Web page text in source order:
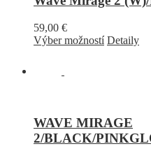
59,00 €
Výber možností Detaily
WAVE MIRAGE
2/BLACK/